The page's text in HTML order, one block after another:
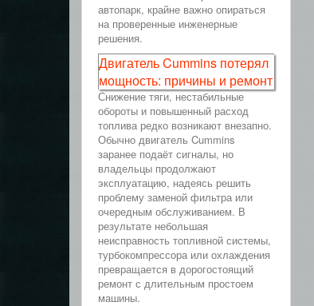
автопарк, крайне важно опираться
на проверенные инженерные
решения.
Двигатель Cummins потерял
мощность: причины и ремонт
Снижение тяги, нестабильные
обороты и повышенный расход
топлива редко возникают внезапно.
Обычно двигатель Cummins
заранее подаёт сигналы, но
владельцы продолжают
эксплуатацию, надеясь решить
проблему заменой фильтра или
очередным обслуживанием. В
результате небольшая
неисправность топливной системы,
турбокомпрессора или охлаждения
превращается в дорогостоящий
ремонт с длительным простоем
машины.